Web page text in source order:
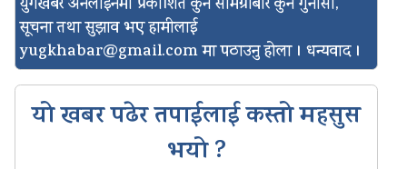
युगखबर अनलाइनमा प्रकाशित कुनै सामग्रीबारे कुनै गुनासो,
सूचना तथा सुझाव भए हामीलाई
yugkhabar@gmail.comमा पठाउनु होला । धन्यवाद ।
यो खबर पढेर तपाईलाई कस्तो महसुस
भयो ?